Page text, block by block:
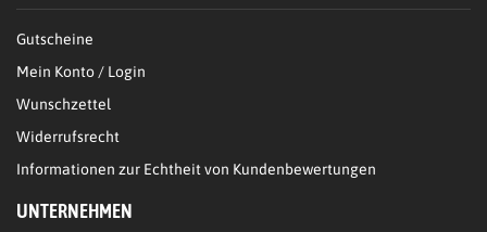
Gutscheine
Mein Konto / Login
Wunschzettel
Widerrufsrecht
Informationen zur Echtheit von Kundenbewertungen
UNTERNEHMEN